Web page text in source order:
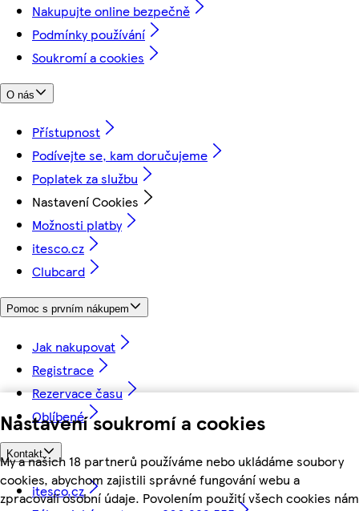
Nastavení soukromí a cookies
My a našich 18 partnerů používáme nebo ukládáme soubory
cookies, abychom zajistili správné fungování webu a
zpracovali osobní údaje. Povolením použití všech cookies nám
Nakupujte online bezpečně
Podmínky používání
Soukromí a cookies
O nás
Přístupnost
Podívejte se, kam doručujeme
Poplatek za službu
Nastavení Cookies
Možnosti platby
itesco.cz
Clubcard
Pomoc s prvním nákupem
Jak nakupovat
Registrace
Rezervace času
Oblíbené
Kontakt
itesco.cz